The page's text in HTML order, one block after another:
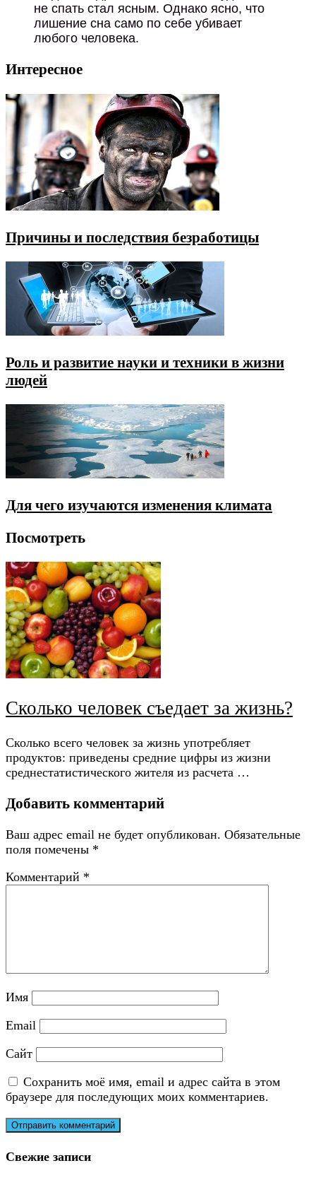
не спать стал ясным. Однако ясно, что
лишение сна само по себе убивает
любого человека.
Интересное
Причины и последствия безработицы
Роль и развитие науки и техники в жизни
людей
Для чего изучаются изменения климата
Посмотреть
Сколько человек съедает за жизнь?
Сколько всего человек за жизнь употребляет
продуктов: приведены средние цифры из жизни
среднестатистического жителя из расчета …
Добавить комментарий
Ваш адрес email не будет опубликован. Обязательные
поля помечены *
Комментарий *
Имя
Email
Сайт
Сохранить моё имя, email и адрес сайта в этом
браузере для последующих моих комментариев.
Свежие записи